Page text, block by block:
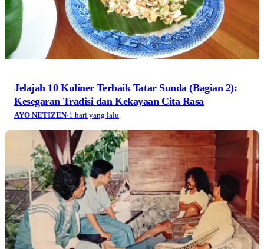
Jelajah 10 Kuliner Terbaik Tatar Sunda (Bagian 2):
Kesegaran Tradisi dan Kekayaan Cita Rasa
AYO NETIZEN·1 hari yang lalu